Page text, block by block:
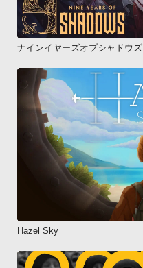
ナインイヤーズオブシャドウズ
Hazel Sky